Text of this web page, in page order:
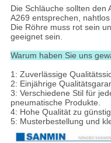
Die Schläuche sollten den
A269 entsprechen,
Die Röhre muss rot sein
geeignet sein.
Warum haben Sie uns
1: Zuverlässige
2: Einjährige
3: Verschiedene Stil für
pneumatische Produkte.
4: Hohe Qualität zu
5: Musterbestellung und